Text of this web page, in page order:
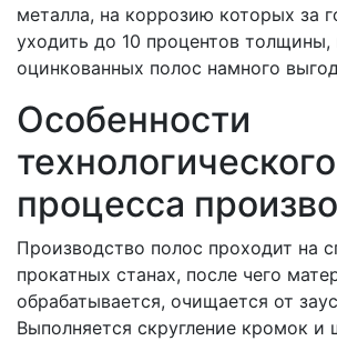
металла, на коррозию которых за
уходить до 10 процентов толщины,
оцинкованных полос намного
Особенности
технологического
процесса
Производство полос проходит на
прокатных станах, после чего
обрабатывается, очищается от
Выполняется скругление кромок и